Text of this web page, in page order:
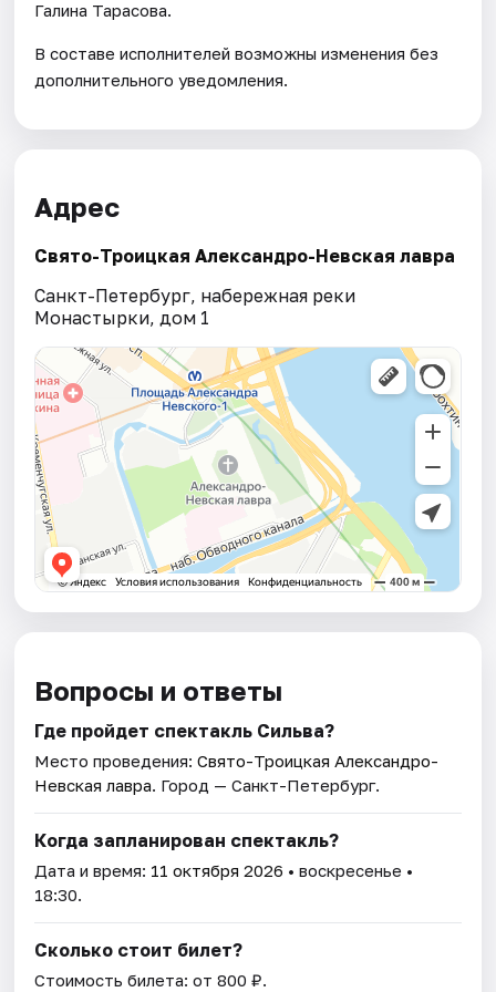
Галина Тарасова.
В составе исполнителей возможны изменения без
дополнительного уведомления.
Адрес
Свято-Троицкая Александро-Невская лавра
Санкт-Петербург, набережная реки
Монастырки, дом 1
Вопросы и ответы
Где пройдет спектакль Сильва?
Место проведения:Свято-Троицкая Александро-
Невская лавра. Город — Санкт-Петербург.
Когда запланирован спектакль?
Дата и время: 11 октября 2026 • воскресенье •
18:30.
Сколько стоит билет?
Стоимость билета: от 800 ₽.